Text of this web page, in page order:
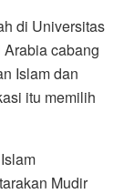
di Universitas
Arabia cabang
Islam dan
itu memilih
Mudir